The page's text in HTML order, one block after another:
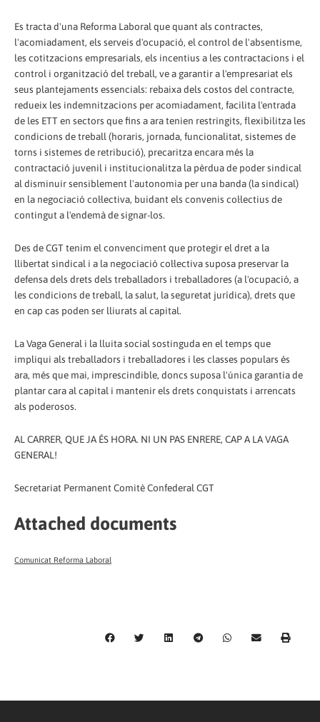
Es tracta d'una Reforma Laboral que quant als contractes,
l'acomiadament, els serveis d'ocupació, el control de l'absentisme,
les cotitzacions empresarials, els incentius a les contractacions i el
control i organització del treball, ve a garantir a l'empresariat els
seus plantejaments essencials: rebaixa dels costos del contracte,
redueix les indemnitzacions per acomiadament, facilita l'entrada
de les ETT en sectors que fins a ara tenien restringits, flexibilitza les
condicions de treball (horaris, jornada, funcionalitat, sistemes de
torns i sistemes de retribució), precaritza encara més la
contractació juvenil i institucionalitza la pèrdua de poder sindical
al disminuir sensiblement l'autonomia per una banda (la sindical)
en la negociació col·lectiva, buidant els convenis col·lectius de
contingut a l'endemà de signar-los.
Des de CGT tenim el convenciment que protegir el dret a la
llibertat sindical i a la negociació col·lectiva suposa preservar la
defensa dels drets dels treballadors i treballadores (a l'ocupació, a
les condicions de treball, la salut, la seguretat jurídica), drets que
en cap cas poden ser lliurats al capital.
La Vaga General i la lluita social sostinguda en el temps que
impliqui als treballadors i treballadores i les classes populars és
ara, més que mai, imprescindible, doncs suposa l'única garantia de
plantar cara al capital i mantenir els drets conquistats i arrencats
als poderosos.
AL CARRER, QUE JA ÉS HORA. NI UN PAS ENRERE, CAP A LA VAGA
GENERAL!
Secretariat Permanent Comitè Confederal CGT
Attached documents
Comunicat Reforma Laboral